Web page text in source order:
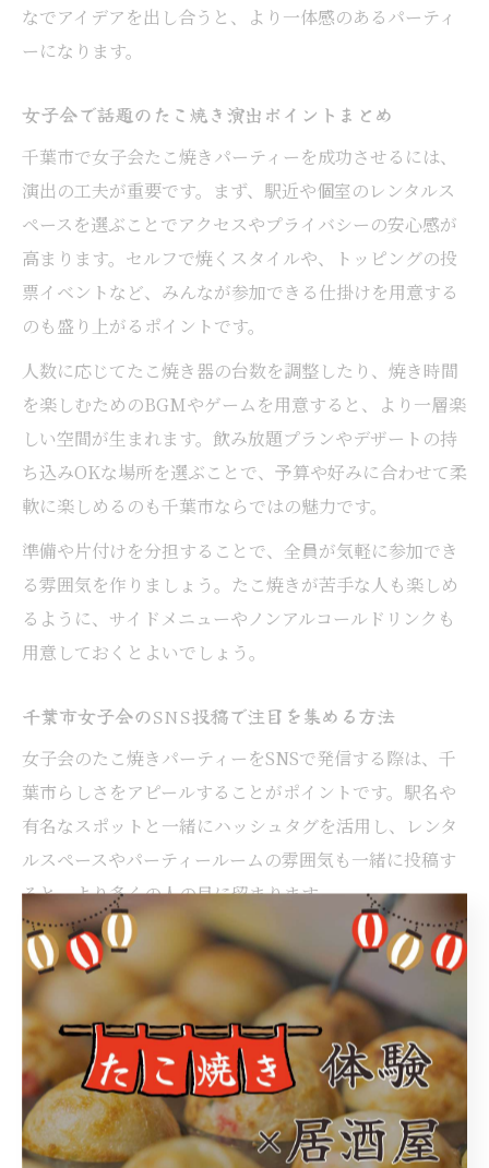
なでアイデアを出し合うと、より一体感のあるパーティ
ーになります。
女子会で話題のたこ焼き演出ポイントまとめ
千葉市で女子会たこ焼きパーティーを成功させるには、
演出の工夫が重要です。まず、駅近や個室のレンタルス
ペースを選ぶことでアクセスやプライバシーの安心感が
高まります。セルフで焼くスタイルや、トッピングの投
票イベントなど、みんなが参加できる仕掛けを用意する
のも盛り上がるポイントです。
人数に応じてたこ焼き器の台数を調整したり、焼き時間
を楽しむためのBGMやゲームを用意すると、より一層楽
しい空間が生まれます。飲み放題プランやデザートの持
ち込みOKな場所を選ぶことで、予算や好みに合わせて柔
軟に楽しめるのも千葉市ならではの魅力です。
準備や片付けを分担することで、全員が気軽に参加でき
る雰囲気を作りましょう。たこ焼きが苦手な人も楽しめ
るように、サイドメニューやノンアルコールドリンクも
用意しておくとよいでしょう。
千葉市女子会のSNS投稿で注目を集める方法
女子会のたこ焼きパーティーをSNSで発信する際は、千
葉市らしさをアピールすることがポイントです。駅名や
有名なスポットと一緒にハッシュタグを活用し、レンタ
ルスペースやパーティールームの雰囲気も一緒に投稿す
ると、より多くの人の目に留まります。
投稿時には、たこ焼きのアレンジや装飾、みんなで楽し
む様子を複数枚の写真やストーリーで紹介しましょう。
特に、セルフで焼く様子やユニークなトッピングは注目
されやすいです。千葉市内のおすすめスポット情報もあ
わせて発信することで、地域性を感じる投稿になりま
す。
SNS映えを意識しつつ、実際にパーティーを楽しんでい